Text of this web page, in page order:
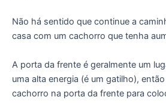
Não há sentido que continue a
casa com um cachorro que tenha
A porta da frente é geralmente um
uma alta energia (é um gatilho),
cachorro na porta da frente para